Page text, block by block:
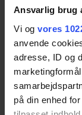
Ansvarlig brug
Vi og vores
anvende
adresse, ID og
på din enhed
Größe
Höhe: 70-92
Breite: 40-
Tiefe: 12.5 cm